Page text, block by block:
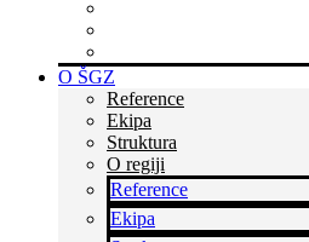
O ŠGZ
Reference
Ekipa
Struktura
O regiji
Reference
Ekipa